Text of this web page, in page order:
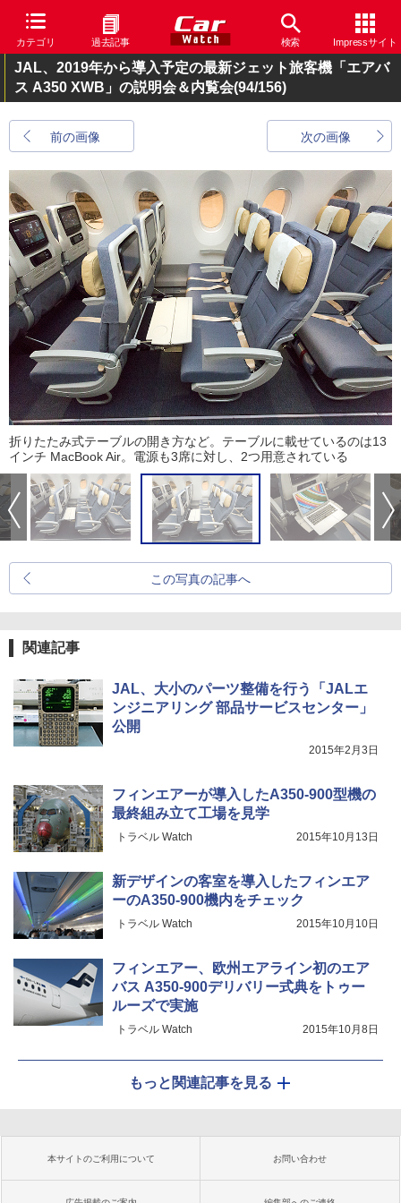
カテゴリ 過去記事 検索 Impressサイト
JAL、2019年から導入予定の最新ジェット旅客機「エアバ
ス A350 XWB」の説明会＆内覧会(94/156)
前の画像 次の画像
折りたたみ式テーブルの開き方など。テーブルに載せているのは13
インチ MacBook Air。電源も3席に対し、2つ用意されている
この写真の記事へ
関連記事
JAL、大小のパーツ整備を行う「JALエ
ンジニアリング 部品サービスセンター」
公開
2015年2月3日
フィンエアーが導入したA350-900型機の
最終組み立て工場を見学
トラベル Watch 2015年10月13日
新デザインの客室を導入したフィンエア
ーのA350-900機内をチェック
トラベル Watch 2015年10月10日
フィンエアー、欧州エアライン初のエア
バス A350-900デリバリー式典をトゥー
ルーズで実施
トラベル Watch 2015年10月8日
もっと関連記事を見る
本サイトのご利用について お問い合わせ